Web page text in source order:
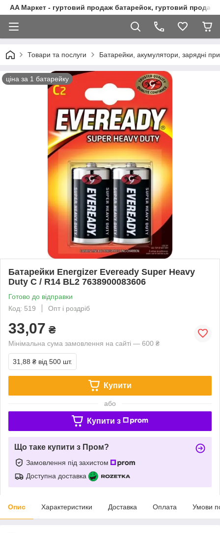
AA Маркет - гуртовий продаж батарейок, гуртовий продаж
Товари та послуги Батарейки, акумулятори, зарядні
ціна за 1 батарейку
Батарейки Energizer Eveready Super Heavy
Duty C / R14 BL2 7638900083606
Готово до відправки
Код: 519
Опт і роздріб
33,07 ₴
Мінімальна сума замовлення на сайті — 600 ₴
31,88 ₴ від 500 шт.
Купити
або
Купити з
Що таке купити з Пром?
Замовлення під захистом
Доступна доставка
Опис Характеристики Доставка Оплата Умови